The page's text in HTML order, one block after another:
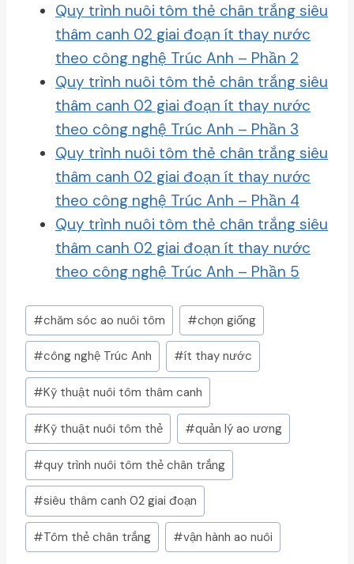
Quy trình nuôi tôm thẻ chân trắng siêu
thâm canh 02 giai đoạn ít thay nước
theo công nghệ Trúc Anh – Phần 2
Quy trình nuôi tôm thẻ chân trắng siêu
thâm canh 02 giai đoạn ít thay nước
theo công nghệ Trúc Anh – Phần 3
Quy trình nuôi tôm thẻ chân trắng siêu
thâm canh 02 giai đoạn ít thay nước
theo công nghệ Trúc Anh – Phần 4
Quy trình nuôi tôm thẻ chân trắng siêu
thâm canh 02 giai đoạn ít thay nước
theo công nghệ Trúc Anh – Phần 5
Post
Tags:
#chăm sóc ao nuôi tôm #chọn giống
#công nghệ Trúc Anh #ít thay nước
#Kỹ thuật nuôi tôm thâm canh
#Kỹ thuật nuôi tôm thẻ #quản lý ao ương
#quy trình nuôi tôm thẻ chân trắng
#siêu thâm canh 02 giai đoạn
#Tôm thẻ chân trắng #vận hành ao nuôi